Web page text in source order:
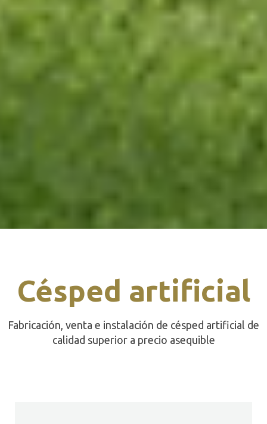
Césped artificial
Fabricación, venta e instalación de césped artificial de
calidad superior a precio asequible